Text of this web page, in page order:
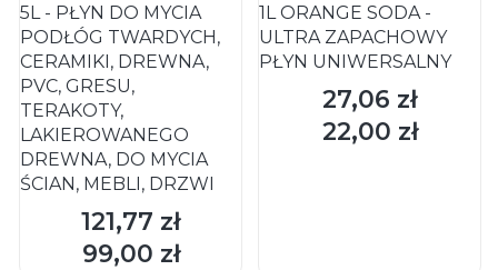
5L - PŁYN DO MYCIA
PODŁÓG TWARDYCH,
CERAMIKI, DREWNA,
PVC, GRESU,
TERAKOTY,
LAKIEROWANEGO
DREWNA, DO MYCIA
ŚCIAN, MEBLI, DRZWI
Cena
121,77 zł
Cena
99,00 zł
DO KOSZYKA
1L ORANGE SODA -
ULTRA ZAPACHOWY
PŁYN UNIWERSALNY
Cena
27,06 zł
Cena
22,00 zł